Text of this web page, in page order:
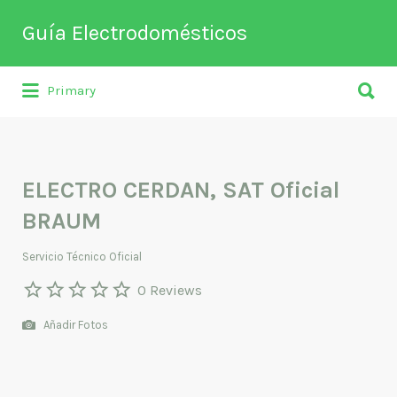
Guía Electrodomésticos
Directorio de empresas relacionadas
Buscar
por:
Primary
por:
ELECTRO CERDAN, SAT Oficial
BRAUM
Servicio Técnico Oficial
0 Reviews
Añadir Fotos